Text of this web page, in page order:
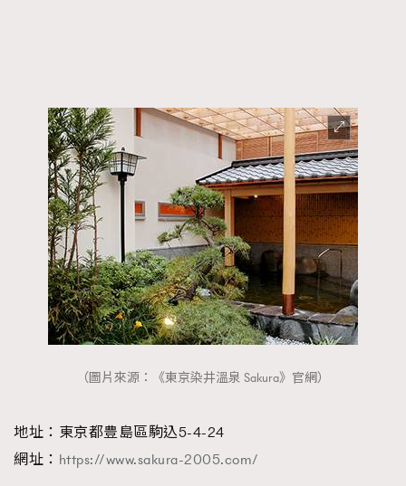
（圖片來源：《東京染井溫泉 Sakura》官網）
地址：東京都豊島區駒込5-4-24
網址： https://www.sakura-2005.com/